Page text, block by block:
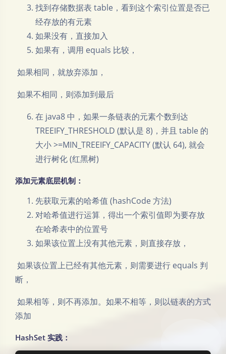
找到存储数据表 table，看到这个索引位置是否已
经存放的有元素
如果没有，直接加入
如果有，调用 equals 比较，
​ 如果相同，就放弃添加，
​ 如果不相同，则添加到最后
在 java8 中，如果一条链表的元素个数到达
TREEIFY_THRESHOLD (默认是 8)，并且 table 的
大小 >=MIN_TREEIFY_CAPACITY (默认 64), 就会
进行树化 (红黑树)
添加元素底层机制：
先获取元素的哈希值 (hashCode 方法)
对哈希值进行运算，得出一个索引值即为要存放
在哈希表中的位置号
如果该位置上没有其他元素，则直接存放，
​ 如果该位置上已经有其他元素，则需要进行 equals 判
断，
​ 如果相等，则不再添加。如果不相等，则以链表的方式
添加
HashSet 实践：